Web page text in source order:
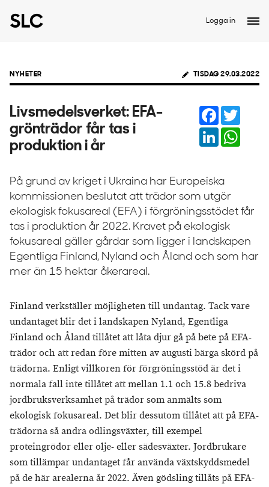
Logga in
NYHETER TISDAG 29.03.2022
Livsmedelsverket: EFA-
grönträdor får tas i
produktion i år
Facebook
LinkedIn
På grund av kriget i Ukraina har Europeiska
kommissionen beslutat att trädor som utgör
ekologisk fokusareal (EFA) i förgröningsstödet får
tas i produktion år 2022. Kravet på ekologisk
fokusareal gäller gårdar som ligger i landskapen
Egentliga Finland, Nyland och Åland och som har
mer än 15 hektar åkerareal.
Finland verkställer möjligheten till undantag. Tack vare
undantaget blir det i landskapen Nyland, Egentliga
Finland och Åland tillåtet att låta djur gå på bete på EFA-
trädor och att redan före mitten av augusti bärga skörd på
trädorna. Enligt villkoren för förgröningsstöd är det i
normala fall inte tillåtet att mellan 1.1 och 15.8 bedriva
jordbruksverksamhet på trädor som anmälts som
ekologisk fokusareal. Det blir dessutom tillåtet att på EFA-
trädorna så andra odlingsväxter, till exempel
proteingrödor eller olje- eller sädesväxter. Jordbrukare
som tillämpar undantaget får använda växtskyddsmedel
på de här arealerna år 2022. Även gödsling tillåts på EFA-